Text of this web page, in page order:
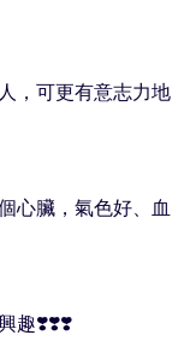
，可更有意志力地
心臟，氣色好、血
趣❣️❣️❣️